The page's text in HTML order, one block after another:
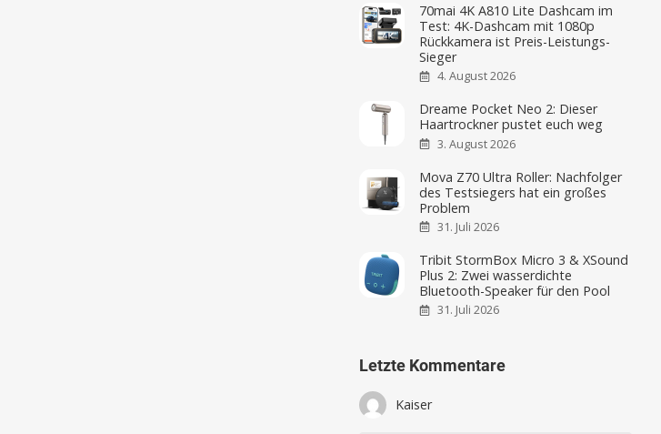
70mai 4K A810 Lite Dashcam im
Test: 4K-Dashcam mit 1080p
Rückkamera ist Preis-Leistungs-
Sieger
4. August 2026
Dreame Pocket Neo 2: Dieser
Haartrockner pustet euch weg
3. August 2026
Mova Z70 Ultra Roller: Nachfolger
des Testsiegers hat ein großes
Problem
31. Juli 2026
Tribit StormBox Micro 3 & XSound
Plus 2: Zwei wasserdichte
Bluetooth-Speaker für den Pool
31. Juli 2026
Letzte Kommentare
Kaiser